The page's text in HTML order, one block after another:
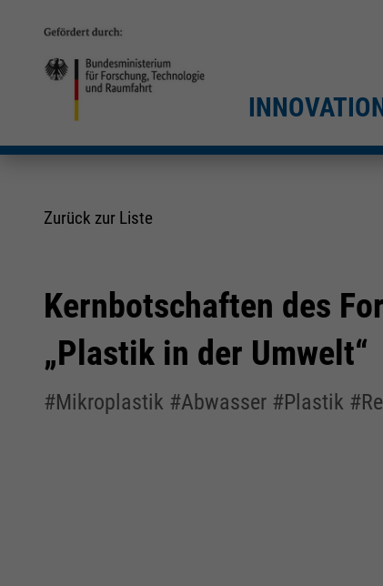
Zurück zur Liste
Kernbotschaften des
„Plastik in der Umwelt“
#Mikroplastik #Abwasser #Plastik